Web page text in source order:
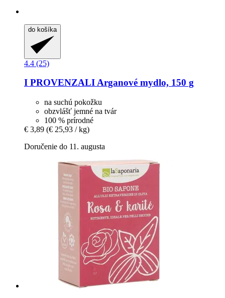
do košíka
4.4 (25)
I PROVENZALIArganové mydlo, 150 g
na suchú pokožku
obzvlášť jemné na tvár
100 % prírodné
€ 3,89 (€ 25,93 / kg)
Doručenie do 11. augusta